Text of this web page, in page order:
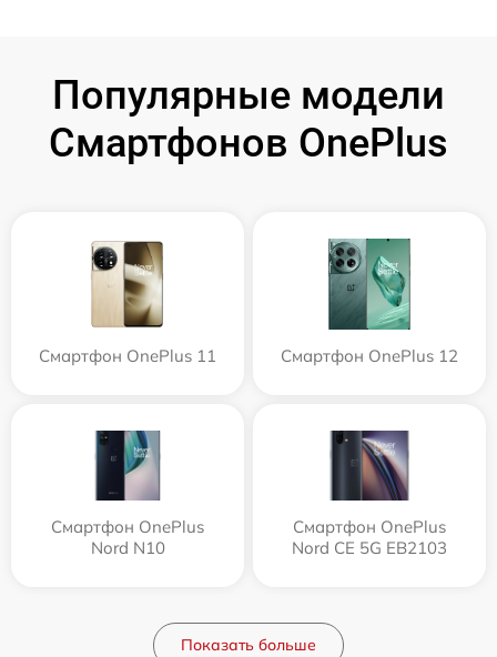
Популярные модели
Смартфонов OnePlus
Смартфон OnePlus 11 Смартфон OnePlus 12
Смартфон OnePlus
Nord N10
Смартфон OnePlus
Nord CE 5G EB2103
Показать больше